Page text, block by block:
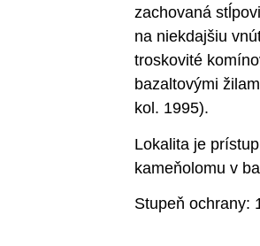
zachovaná
na niekdajšiu
troskovité
bazaltovými
kol. 1995).
Lokalita je
kameňolomu v
Stupeň ochrany: